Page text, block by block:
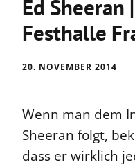
Ed
Festhalle
20. NOVEMBER 2014
Wenn man dem
Sheeran folgt,
dass er wirklich